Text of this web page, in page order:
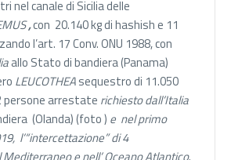
nel canale di Sicilia delle
,con 20.140 kg di hashish e 11
l’art. 17 Conv. ONU 1988, con
allo Stato di bandiera (Panama)
LEUCOTHEAsequestro di 11.050
persone arrestate richiesto dall’Italia
(Olanda) (foto ) e nel primo
l’“intercettazione” di 4
e nell’ Oceano Atlantico.